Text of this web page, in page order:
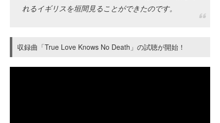
れるイギリスを垣間見ることができたのです。
収録曲「True Love Knows No Death」の試聴が開始！